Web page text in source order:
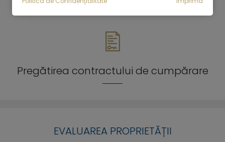
Pregătirea contractului de cumpărare
EVALUAREA PROPRIETĂȚII